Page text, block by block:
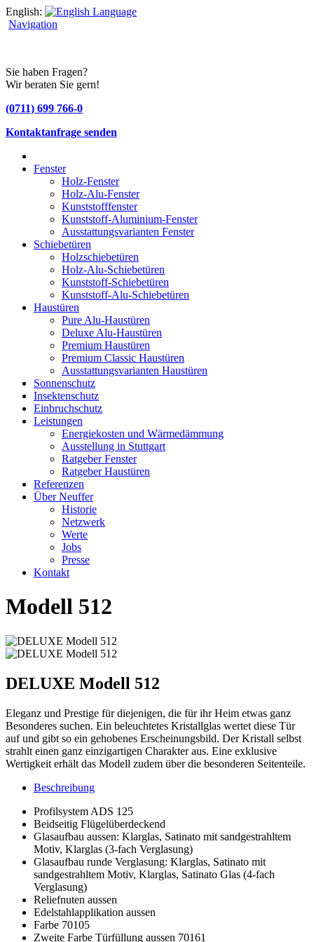
English:
Navigation
Sie haben Fragen?
Wir beraten Sie gern!
(0711) 699 766-0
Kontaktanfrage senden
Fenster
Holz-Fenster
Holz-Alu-Fenster
Kunststofffenster
Kunststoff-Aluminium-Fenster
Ausstattungsvarianten Fenster
Schiebetüren
Holzschiebetüren
Holz-Alu-Schiebetüren
Kunststoff-Schiebetüren
Kunststoff-Alu-Schiebetüren
Haustüren
Pure Alu-Haustüren
Deluxe Alu-Haustüren
Premium Haustüren
Premium Classic Haustüren
Ausstattungsvarianten Haustüren
Sonnenschutz
Insektenschutz
Einbruchschutz
Leistungen
Energiekosten und Wärmedämmung
Ausstellung in Stuttgart
Ratgeber Fenster
Ratgeber Haustüren
Referenzen
Über Neuffer
Historie
Netzwerk
Werte
Jobs
Presse
Kontakt
Modell 512
DELUXE Modell 512
Eleganz und Prestige für diejenigen, die für ihr Heim etwas ganz
Besonderes suchen. Ein beleuchtetes Kristallglas wertet diese Tür
auf und gibt so ein gehobenes Erscheinungsbild. Der Kristall selbst
strahlt einen ganz einzigartigen Charakter aus. Eine exklusive
Wertigkeit erhält das Modell zudem über die besonderen Seitenteile.
Beschreibung
Profilsystem ADS 125
Beidseitig Flügelüberdeckend
Glasaufbau aussen: Klarglas, Satinato mit sandgestrahltem
Motiv, Klarglas (3-fach Verglasung)
Glasaufbau runde Verglasung: Klarglas, Satinato mit
sandgestrahltem Motiv, Klarglas, Satinato Glas (4-fach
Verglasung)
Reliefnuten aussen
Edelstahlapplikation aussen
Farbe 70105
Zweite Farbe Türfüllung aussen 70161